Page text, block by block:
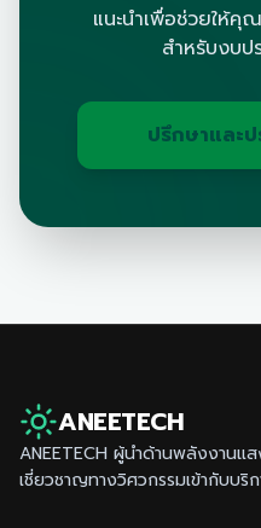
แนะนำเพื่อช่วยให้คุ
สำหรับงบ
ปรึกษาและป
ANEETECH
ANEETECH ผู้นำด้านพลังงานแ
เชี่ยวชาญทางวิศวกรรมเข้ากับบ